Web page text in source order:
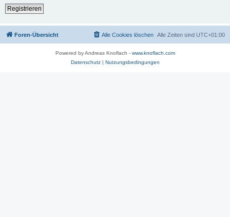
Registrieren
Foren-Übersicht Alle Zeiten sind UTC+01:00
Alle Cookies löschen
Powered by Andreas Knoflach - www.knoflach.com
Datenschutz| Nutzungsbedingungen